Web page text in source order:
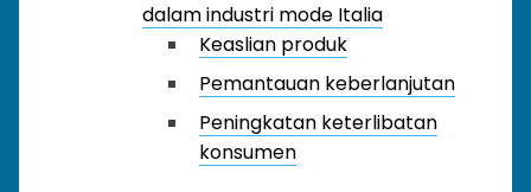
dalam industri mode Italia
Keaslian produk
Pemantauan keberlanjutan
Peningkatan keterlibatan
konsumen